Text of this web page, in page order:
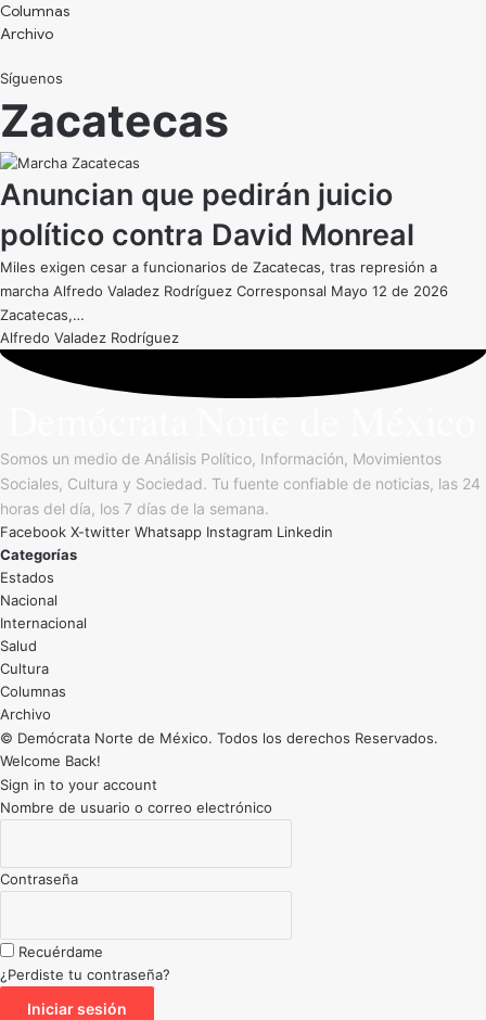
Archivo
Síguenos
Zacatecas
Anuncian que pedirán juicio
político contra David Monreal
Miles exigen cesar a funcionarios de Zacatecas, tras represión a
marcha Alfredo Valadez Rodríguez Corresponsal Mayo 12 de 2026
Zacatecas,…
Alfredo Valadez Rodríguez
Somos un medio de Análisis Político, Información, Movimientos
Sociales, Cultura y Sociedad. Tu fuente confiable de noticias, las 24
horas del día, los 7 días de la semana.
Facebook X-twitter Whatsapp Instagram Linkedin
Categorías
Estados
Nacional
Internacional
Salud
Cultura
Archivo
© Demócrata Norte de México. Todos los derechos Reservados.
Welcome Back!
Sign in to your account
Nombre de usuario o correo electrónico
Contraseña
Recuérdame
¿Perdiste tu contraseña?